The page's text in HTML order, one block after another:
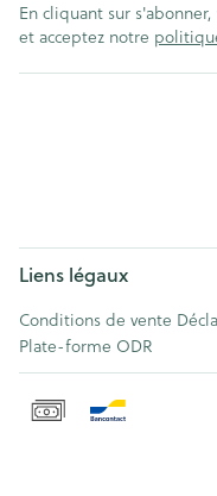
En cliquant sur
et acceptez notre
Liens légaux
Conditions de vente
Plate-forme ODR